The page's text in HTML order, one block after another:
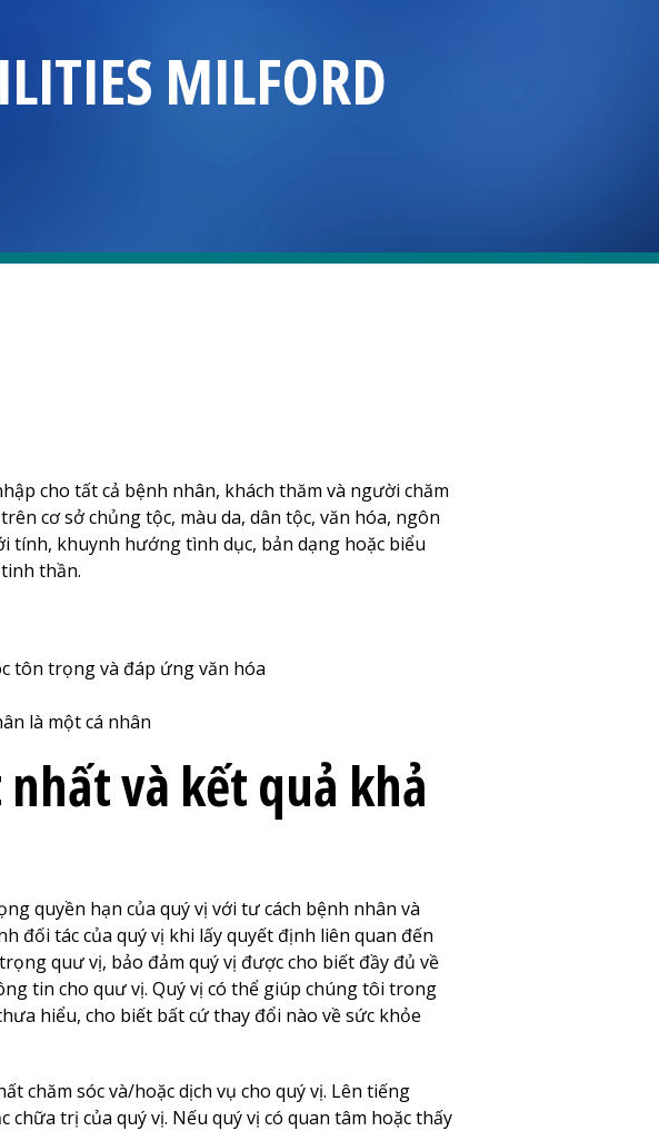
MILFORD
cho tất cả bệnh nhân, khách thăm và người chăm
cơ sở chủng tộc, màu da, dân tộc, văn hóa, ngôn
tính, khuynh hướng tình dục, bản dạng hoặc biểu
thần.
tôn trọng và đáp ứng văn hóa
là một cá nhân
và kết quả khả
quyền hạn của quý vị với tư cách bệnh nhân và
đối tác của quý vị khi lấy quyết định liên quan đến
quư vị, bảo đảm quý vị được cho biết đầy đủ về
tin cho quư vị. Quý vị có thể giúp chúng tôi trong
hiểu, cho biết bất cứ thay đổi nào về sức khỏe
chăm sóc và/hoặc dịch vụ cho quý vị. Lên tiếng
trị của quý vị. Nếu quý vị có quan tâm hoặc thấy